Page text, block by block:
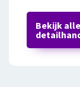
Bekijk